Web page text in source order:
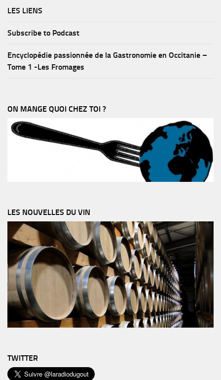
LES LIENS
Subscribe to Podcast
Encyclopédie passionnée de la Gastronomie en Occitanie –
Tome 1 -Les Fromages
ON MANGE QUOI CHEZ TOI ?
LES NOUVELLES DU VIN
TWITTER